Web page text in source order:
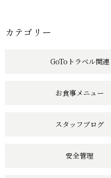
の
ン
ク
カテゴリー
GoToトラベル関連
お食事メニュー
スタッフブログ
安全管理